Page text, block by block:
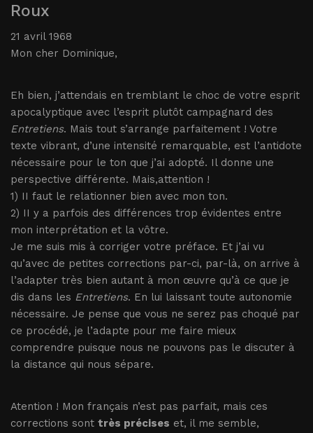
Roux
21 avril 1968
Mon cher Dominique,
Eh bien, j’attendais en tremblant le choc de votre esprit
apocalyptique avec l’esprit plutôt campagnard des
Entretiens. Mais tout s’arrange parfaitement ! Votre
texte vibrant, d’une intensité remarquable, est l’antidote
nécessaire pour le ton que j’ai adopté. Il donne une
perspective différente. Mais,attention !
1) II faut le relationner bien avec mon ton.
2) II y a parfois des différences trop évidentes entre
mon interprétation et la vôtre.
Je me suis mis à corriger votre préface. Et j’ai vu
qu’avec de petites corrections par-ci, par-là, on arrive à
l’adapter très bien autant à mon œuvre qu’à ce que je
dis dans les Entretiens. En lui laissant toute autonomie
nécessaire. Je pense que vous ne serez pas choqué par
ce procédé, je l’adapte pour me faire mieux
comprendre puisque nous ne pouvons pas le discuter à
la distance qui nous sépare.
Atention ! Mon français n’est pas parfait, mais ces
corrections sont très précises et, il me semble,